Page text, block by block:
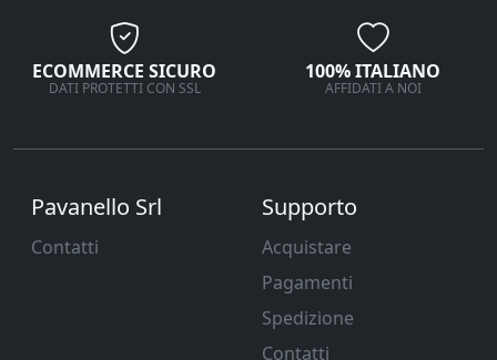
ECOMMERCE SICURO
DATI PROTETTI CON SSL
100% ITALIANO
AFFIDATI A NOI
Pavanello Srl
Contatti
Supporto
Acquistare
Pagamenti
Spedizione
Contatti